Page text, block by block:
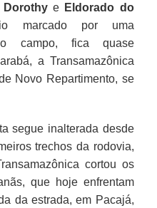
Dorothye Eldorado do
marcado por uma
campo, fica quase
a Transamazônica
Novo Repartimento, se
segue inalterada desde
trechos da rodovia,
cortou os
que hoje enfrentam
da estrada, em Pacajá,